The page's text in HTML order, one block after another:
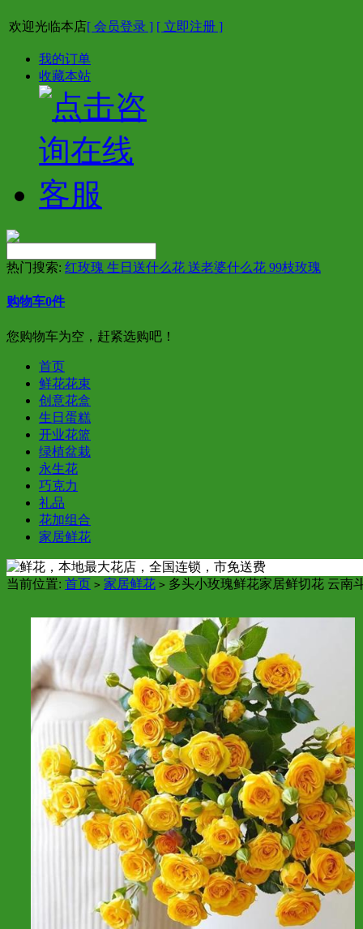
欢迎光临本店[ 会员登录 ] [ 立即注册 ]
我的订单
收藏本站
热门搜索: 红玫瑰 生日送什么花 送老婆什么花 99枝玫瑰
购物车0件
您购物车为空，赶紧选购吧！
首页
鲜花花束
创意花盒
生日蛋糕
开业花篮
绿植盆栽
永生花
巧克力
礼品
花加组合
家居鲜花
当前位置: 首页 > 家居鲜花 > 多头小玫瑰鲜花家居鲜切花 云南